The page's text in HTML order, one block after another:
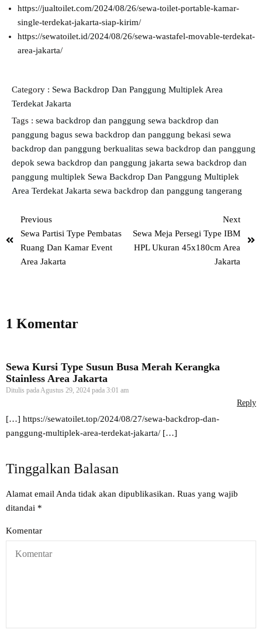
https://jualtoilet.com/2024/08/26/sewa-toilet-portable-kamar-
single-terdekat-jakarta-siap-kirim/
https://sewatoilet.id/2024/08/26/sewa-wastafel-movable-terdekat-
area-jakarta/
Category : Sewa Backdrop Dan Panggung Multiplek Area
Terdekat Jakarta
Tags : sewa backdrop dan panggung sewa backdrop dan
panggung bagus sewa backdrop dan panggung bekasi sewa
backdrop dan panggung berkualitas sewa backdrop dan panggung
depok sewa backdrop dan panggung jakarta sewa backdrop dan
panggung multiplek Sewa Backdrop Dan Panggung Multiplek
Area Terdekat Jakarta sewa backdrop dan panggung tangerang
Previous
Sewa Partisi Type Pembatas
Ruang Dan Kamar Event
Area Jakarta
Next
Sewa Meja Persegi Type IBM
HPL Ukuran 45x180cm Area
Jakarta
1 Komentar
Sewa Kursi Type Susun Busa Merah Kerangka
Stainless Area Jakarta
Ditulis pada Agustus 29, 2024 pada 3:01 am
Reply
[…] https://sewatoilet.top/2024/08/27/sewa-backdrop-dan-
panggung-multiplek-area-terdekat-jakarta/ […]
Tinggalkan Balasan
Alamat email Anda tidak akan dipublikasikan. Ruas yang wajib
ditandai *
Komentar